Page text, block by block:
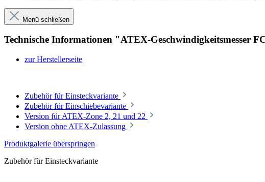
Menü schließen
Technische Informationen "ATEX-Geschwindigkeitsmesser
zur Herstellerseite
Zubehör für Einsteckvariante
Zubehör für Einschiebevariante
Version für ATEX-Zone 2, 21 und 22
Version ohne ATEX-Zulassung
Produktgalerie überspringen
Zubehör für Einsteckvariante